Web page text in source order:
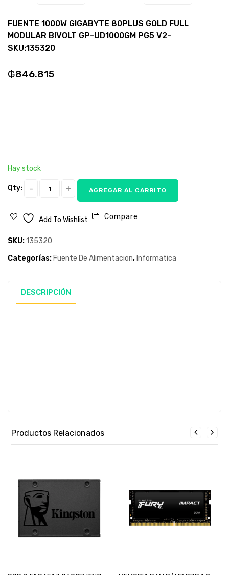
FUENTE 1000W GIGABYTE 80PLUS GOLD FULL
MODULAR BIVOLT GP-UD1000GM PG5 V2-
SKU:135320
₲846.815
Hay stock
Qty: AGREGAR AL CARRITO
Add To Wishlist Compare
SKU:135320
Categorías: Fuente De Alimentacion, Informatica
DESCRIPCIÓN
Productos Relacionados